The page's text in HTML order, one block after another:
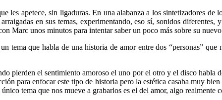
les apetece, sin ligaduras. En una alabanza a los sintetizadores
en sus temas, experimentando, eso sí, sonidos
Marc unos minutos para intentar saber un poco más sobre su
tema que habla de una historia de amor entre dos “personas”
pierden el sentimiento amoroso el uno por el otro y el disco habla
para enfocar este tipo de historia pero la estética casaba muy
tema que nos mueve a grabarlos es el del amor, algo realmente